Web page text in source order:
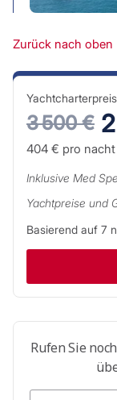
Zurück nach oben
3 500 €
404 € pro nacht
Inklusive Med
Yachtpreise und
Basierend auf 7
Rufen Sie